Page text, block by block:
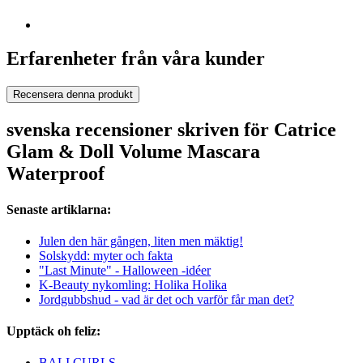
Erfarenheter från våra kunder
Recensera denna produkt
svenska recensioner skriven för Catrice
Glam & Doll Volume Mascara
Waterproof
Senaste artiklarna:
Julen den här gången, liten men mäktig!
Solskydd: myter och fakta
"Last Minute" - Halloween -idéer
K-Beauty nykomling: Holika Holika
Jordgubbshud - vad är det och varför får man det?
Upptäck oh feliz: